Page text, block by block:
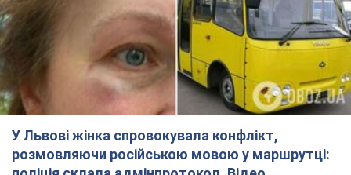
У Львові жінка спровокувала конфлікт,
розмовляючи російською мовою у маршрутці: